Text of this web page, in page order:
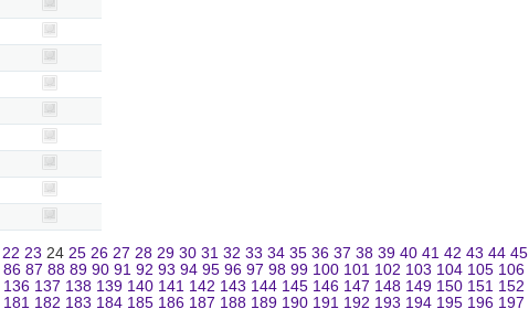
22 23 24 25 26 27 28 29 30 31 32 33 34 35 36 37 38 39 40 41 42 43 44 45
86 87 88 89 90 91 92 93 94 95 96 97 98 99 100 101 102 103 104 105 106
136 137 138 139 140 141 142 143 144 145 146 147 148 149 150 151 152
181 182 183 184 185 186 187 188 189 190 191 192 193 194 195 196 197